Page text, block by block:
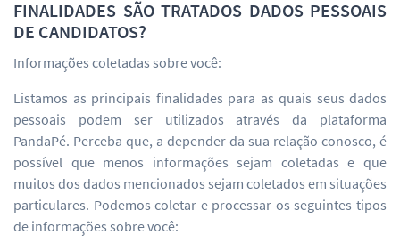
FINALIDADES SÃO TRATADOS DADOS PESSOAIS
DE CANDIDATOS?
Informações coletadas sobre você:
Listamos as principais finalidades para as quais seus dados
pessoais podem ser utilizados através da plataforma
PandaPé. Perceba que, a depender da sua relação conosco, é
possível que menos informações sejam coletadas e que
muitos dos dados mencionados sejam coletados em situações
particulares. Podemos coletar e processar os seguintes tipos
de informações sobre você: